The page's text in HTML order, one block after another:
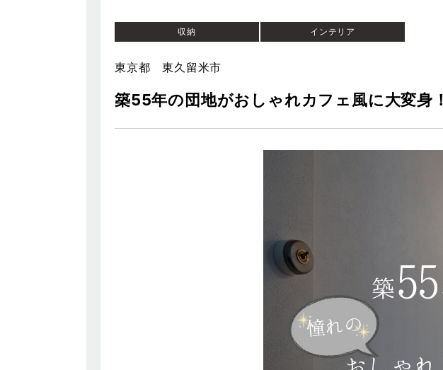
収納 インテリア
東京都 東久留米市
築55年の団地がおしゃれカフェ風に大変身！